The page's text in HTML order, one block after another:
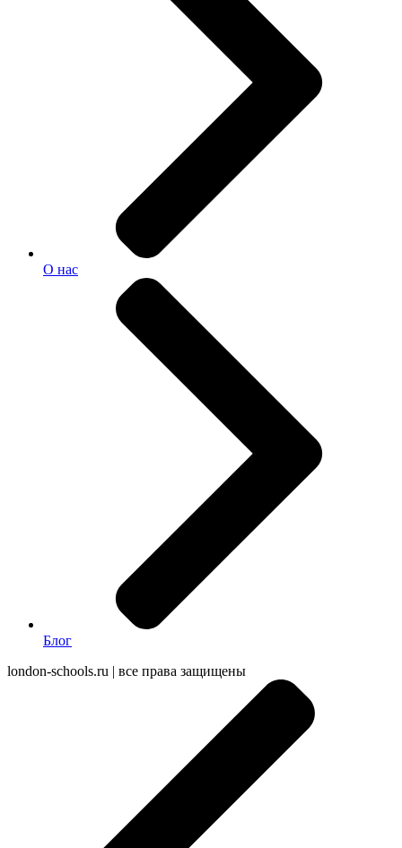
О нас
Блог
london-schools.ru | все права защищены